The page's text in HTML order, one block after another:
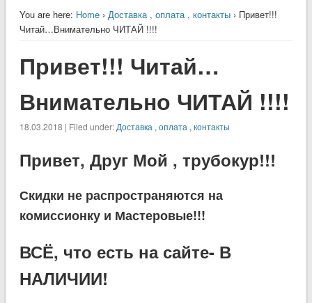
You are here: Home› Доставка , оплата , контакты› Привет!!!
Читай…Внимательно ЧИТАЙ !!!!
Привет!!! Читай…
Внимательно ЧИТАЙ !!!!
18.03.2018 | Filed under: Доставка , оплата , контакты
Привет, Друг Мой , трубокур!!!
Скидки не распространяются на
комиссионку и Мастеровые!!!
ВСЁ, что есть на сайте- В
НАЛИЧИИ!